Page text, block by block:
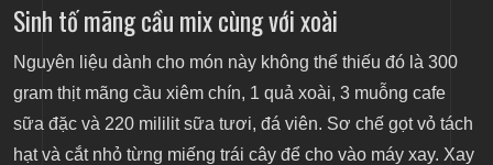
Sinh tố mãng cầu mix cùng với xoài
Nguyên liệu dành cho món này không thể thiếu đó là 300
gram thịt mãng cầu xiêm chín, 1 quả xoài, 3 muỗng cafe
sữa đặc và 220 mililit sữa tươi, đá viên. Sơ chế gọt vỏ tách
hạt và cắt nhỏ từng miếng trái cây để cho vào máy xay. Xay